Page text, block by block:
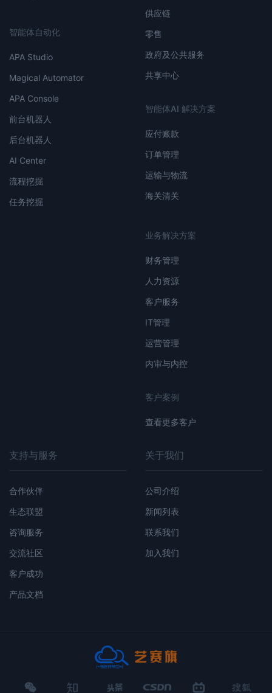
智能体自动化
APA Studio
Magical Automator
APA Console
前台机器人
后台机器人
AI Center
流程挖掘
任务挖掘
供应链
零售
政府及公共服务
共享中心
智能体AI 解决方案
应付账款
订单管理
运输与物流
海关清关
业务解决方案
财务管理
人力资源
客户服务
IT管理
运营管理
内审与内控
客户案例
查看更多客户
支持与服务
合作伙伴
生态联盟
咨询服务
交流社区
客户成功
产品文档
关于我们
公司介绍
新闻列表
联系我们
加入我们
CSDN